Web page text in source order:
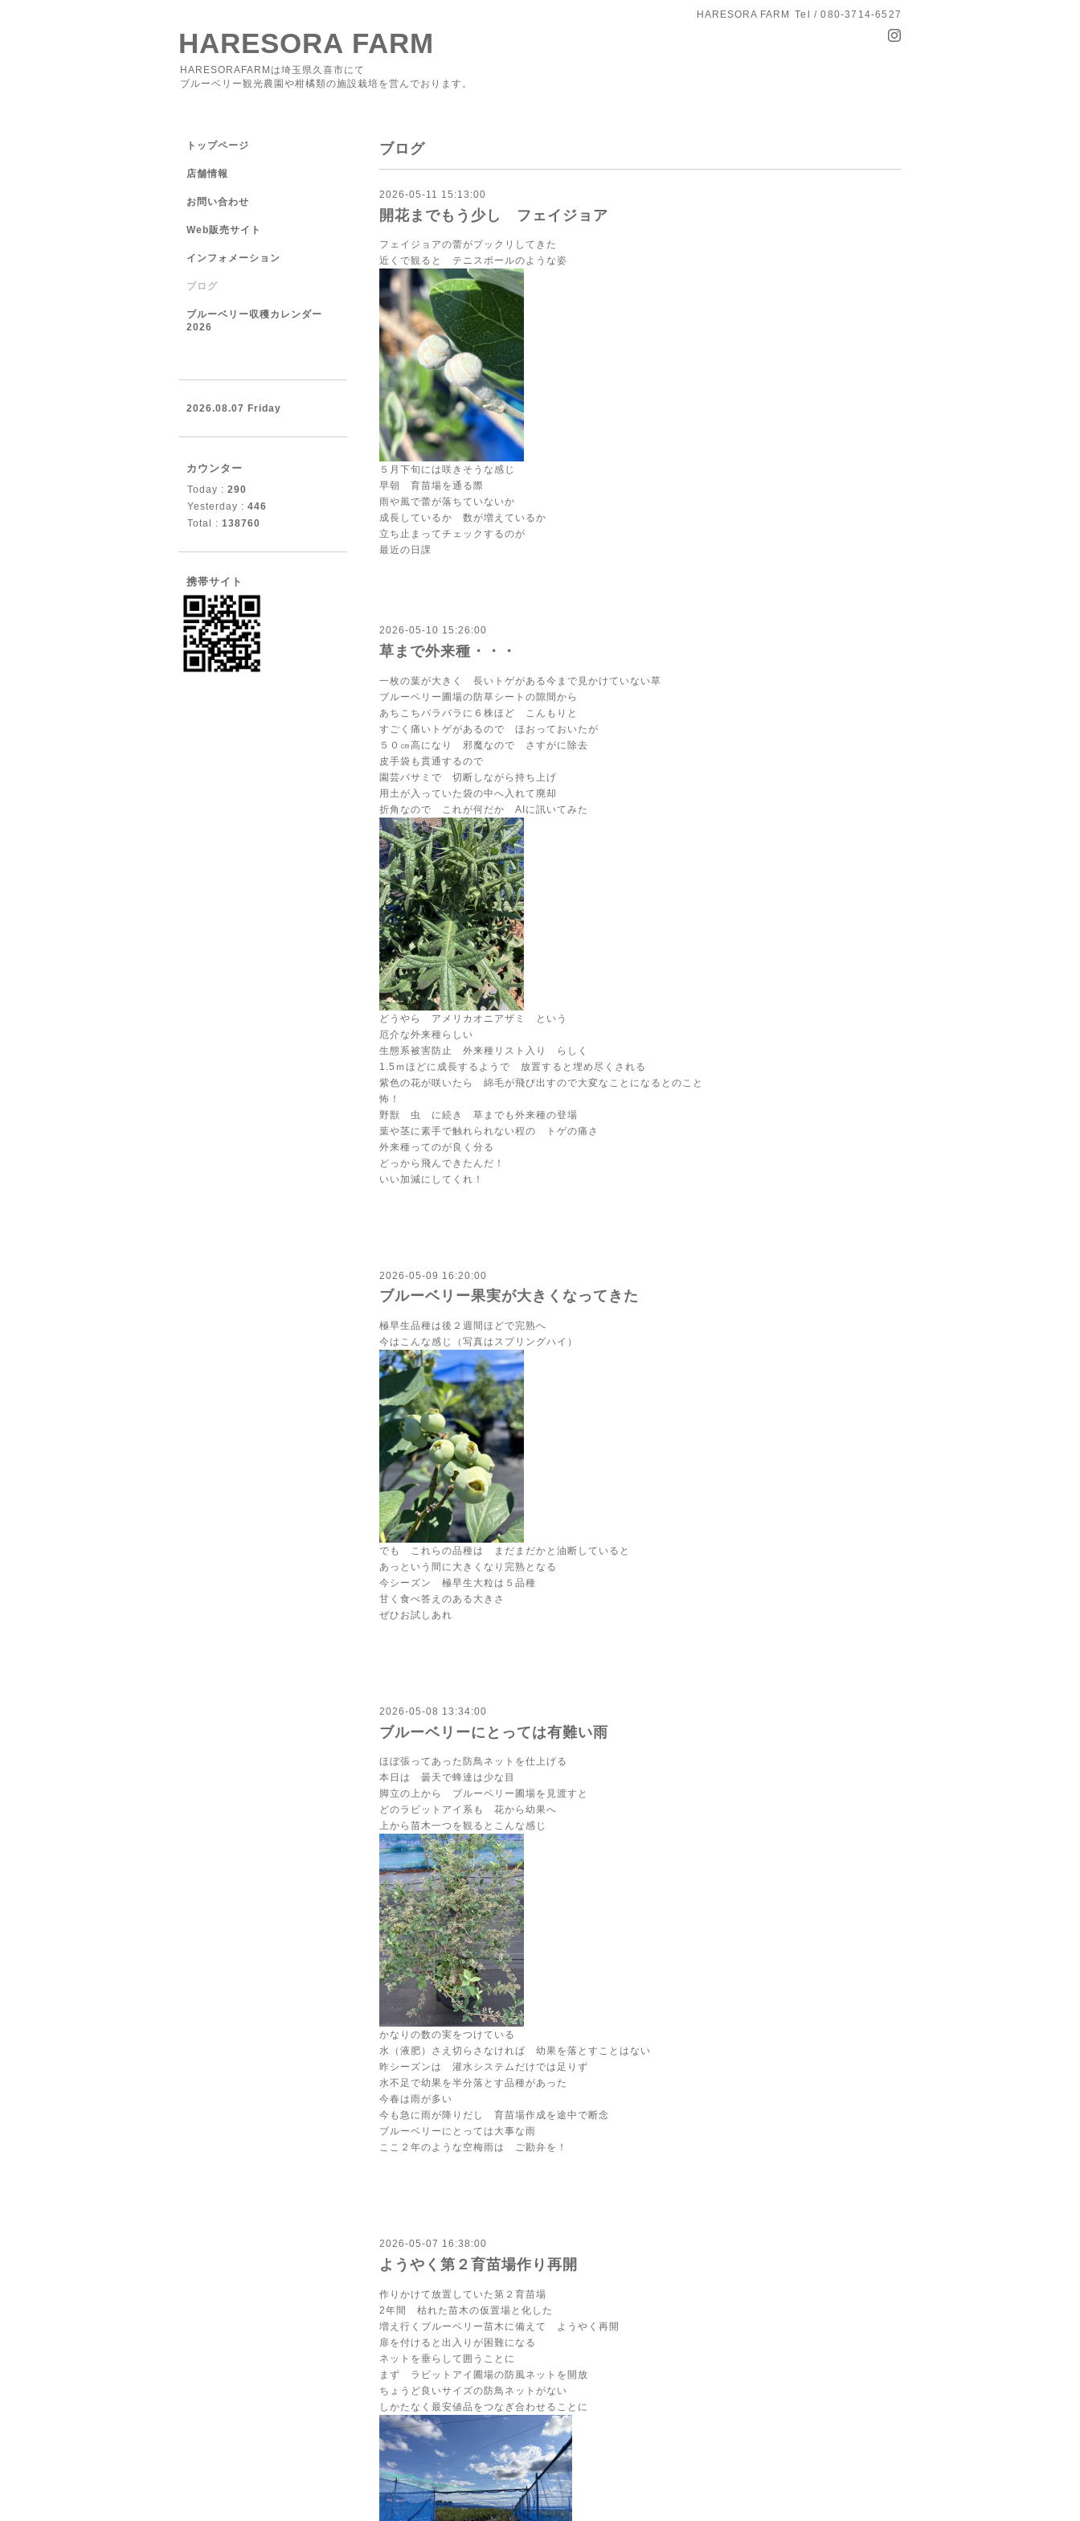
HARESORA FARM Tel / 080-3714-6527
HARESORA FARM
HARESORAFARMは埼玉県久喜市にて
ブルーベリー観光農園や柑橘類の施設栽培を営んでおります。
ブログ
2026-05-11 15:13:00
開花までもう少し フェイジョア
フェイジョアの蕾がプックリしてきた
近くで観ると テニスボールのような姿
５月下旬には咲きそうな感じ
早朝 育苗場を通る際
雨や風で蕾が落ちていないか
成長しているか 数が増えているか
立ち止まってチェックするのが
最近の日課
2026-05-10 15:26:00
草まで外来種・・・
一枚の葉が大きく 長いトゲがある今まで見かけていない草
ブルーベリー圃場の防草シートの隙間から
あちこちバラバラに６株ほど こんもりと
すごく痛いトゲがあるので ほおっておいたが
５０㎝高になり 邪魔なので さすがに除去
皮手袋も貫通するので
園芸バサミで 切断しながら持ち上げ
用土が入っていた袋の中へ入れて廃却
折角なので これが何だか AIに訊いてみた
どうやら アメリカオニアザミ という
厄介な外来種らしい
生態系被害防止 外来種リスト入り らしく
1.5ｍほどに成長するようで 放置すると埋め尽くされる
紫色の花が咲いたら 綿毛が飛び出すので大変なことになるとのこと
怖！
野獣 虫 に続き 草までも外来種の登場
葉や茎に素手で触れられない程の トゲの痛さ
外来種ってのが良く分る
どっから飛んできたんだ！
いい加減にしてくれ！
2026-05-09 16:20:00
ブルーベリー果実が大きくなってきた
極早生品種は後２週間ほどで完熟へ
今はこんな感じ（写真はスプリングハイ）
でも これらの品種は まだまだかと油断していると
あっという間に大きくなり完熟となる
今シーズン 極早生大粒は５品種
甘く食べ答えのある大きさ
ぜひお試しあれ
2026-05-08 13:34:00
ブルーベリーにとっては有難い雨
ほぼ張ってあった防鳥ネットを仕上げる
本日は 曇天で蜂達は少な目
脚立の上から ブルーベリー圃場を見渡すと
どのラビットアイ系も 花から幼果へ
上から苗木一つを観るとこんな感じ
かなりの数の実をつけている
水（液肥）さえ切らさなければ 幼果を落とすことはない
昨シーズンは 灌水システムだけでは足りず
水不足で幼果を半分落とす品種があった
今春は雨が多い
今も急に雨が降りだし 育苗場作成を途中で断念
ブルーベリーにとっては大事な雨
ここ２年のような空梅雨は ご勘弁を！
2026-05-07 16:38:00
ようやく第２育苗場作り再開
作りかけて放置していた第２育苗場
2年間 枯れた苗木の仮置場と化した
増え行くブルーベリー苗木に備えて ようやく再開
扉を付けると出入りが困難になる
ネットを垂らして囲うことに
まず ラビットアイ圃場の防風ネットを開放
ちょうど良いサイズの防鳥ネットがない
しかたなく最安値品をつなぎ合わせることに
トップページ
店舗情報
お問い合わせ
Web販売サイト
インフォメーション
ブログ
ブルーベリー収穫カレンダー
2026
2026.08.07 Friday
カウンター
Today : 290
Yesterday : 446
Total : 138760
携帯サイト